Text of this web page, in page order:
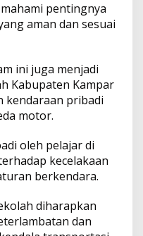
pentingnya
aman dan sesuai
ini juga menjadi
Kabupaten Kampar
kendaraan pribadi
motor.
oleh pelajar di
kecelakaan
berkendara.
diharapkan
dan